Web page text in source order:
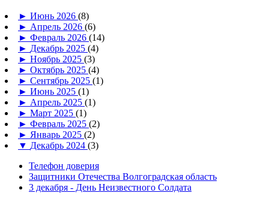
► Июнь 2026 (8)
► Апрель 2026 (6)
► Февраль 2026 (14)
► Декабрь 2025 (4)
► Ноябрь 2025 (3)
► Октябрь 2025 (4)
► Сентябрь 2025 (1)
► Июнь 2025 (1)
► Апрель 2025 (1)
► Март 2025 (1)
► Февраль 2025 (2)
► Январь 2025 (2)
▼ Декабрь 2024 (3)
Телефон доверия
Защитники Отечества Волгоградская область
3 декабря - День Неизвестного Солдата